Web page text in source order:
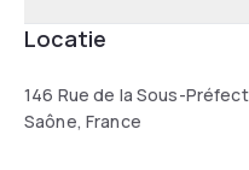
Locatie
146 Rue de la Sous-
Saône, France